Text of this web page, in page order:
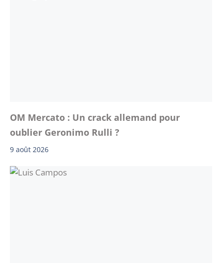
OM Mercato : Un crack allemand pour
oublier Geronimo Rulli ?
9 août 2026